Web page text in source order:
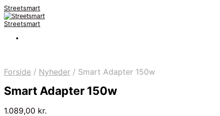
Streetsmart
Streetsmart
Forside / Nyheder / Smart Adapter 150w
Smart Adapter 150w
1.089,00 kr.